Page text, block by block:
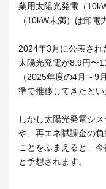
業用太陽光発電（
（10kW未満）は卸電
2024年3月に公表さ
太陽光発電が8.9円〜
（2025年度の4月～9
準で推移してきたとい
しかし太陽光発電シ
や、再エネ賦課金の
ことをふまえると、
と予想されます。